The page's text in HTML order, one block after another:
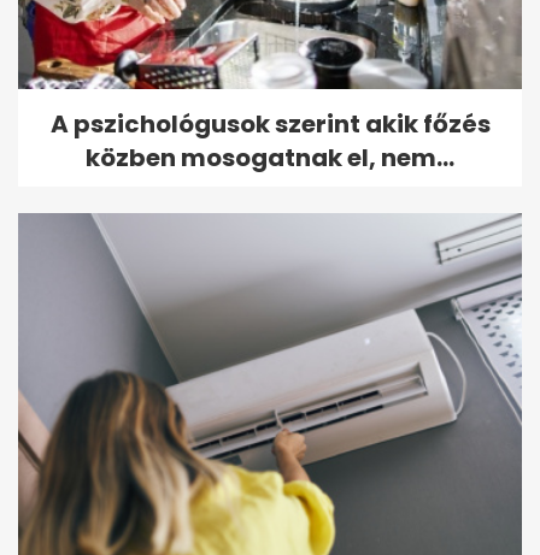
A pszichológusok szerint akik főzés
közben mosogatnak el, nem...